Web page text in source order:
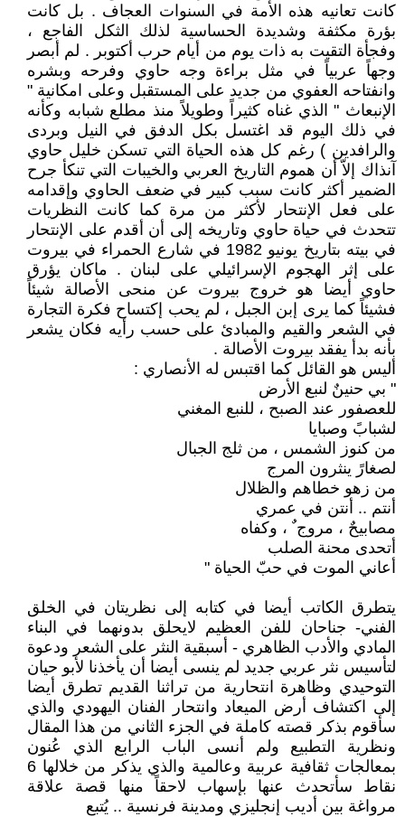
كانت تعانيه هذه الأمة في السنوات العجاف . بل كانت
بؤرة مكثفة وشديدة الحساسية لذلك الثكل الفاجع ،
وفجأة التقيت به ذات يوم من أيام حرب أكتوبر . لم أبصر
وجهاً عربياً في مثل براءة وجه حاوي وفرحه وبشره
وانفتاحه العفوي من جديد على المستقبل وعلى امكانية "
الإنبعاث " الذي غناه كثيراً وطويلاً منذ مطلع شبابه وكأنه
في ذلك اليوم قد اغتسل بكل الدفق في النيل وبردى
والرافدين ) رغم كل هذه الحياة التي تسكن خليل حاوي
آنذاك إلاّ أن هموم التاريخ العربي والخيبات التي تنكأ جرح
الضمير أكثر كانت سبب كبير في ضعف الحاوي وإقدامه
على فعل الإنتحار لأكثر من مرة كما كانت النظريات
تتحدث في حياة حاوي وتاريخه إلى أن أقدم على الإنتحار
في بيته بتاريخ يونيو 1982 في شارع الحمراء في بيروت
على إثر الهجوم الإسرائيلي على لبنان . ماكان يؤرق
حاوي أيضا هو خروج بيروت عن منحى الأصالة شيئاً
فشيئاً كما يرى إبن الجبل ، لم يحب إكتساح فكرة التجارة
في الشعر والقيم والمبادئ على حسب رأيه فكان يشعر
بأنه بدأ يفقد بيروت الأصالة .
أليس هو القائل كما اقتبس له الأنصاري :
" بي حنينٌ لنبع الأرض
للعصفور عند الصبح ، للنبع المغني
لشبابً وصبايا
من كنوز الشمس ، من ثلج الجبال
لصغارً ينثرون المرج
من زهو خطاهم والظلال
أنتم .. أنتن في عمري
مصابيحٌ ، مروج ٌ ، وكفاه
أتحدى محنة الصلب
أعاني الموت في حبّ الحياة "
يتطرق الكاتب أيضا في كتابه إلى نظريتان في الخلق
الفني- جناحان للفن العظيم لايحلق بدونهما في البناء
المادي والأدب الظاهري - أسبقية النثر على الشعر ودعوة
لتأسيس نثر عربي جديد لم ينسى أيضا أن يأخذنا لأبو حيان
التوحيدي وظاهرة انتحارية من تراثنا القديم تطرق أيضا
إلى اكتشاف أرض الميعاد وانتحار الفنان اليهودي والذي
سأقوم بذكر قصته كاملة في الجزء الثاني من هذا المقال
ونظرية التطبيع ولم أنسى الباب الرابع الذي عُنون
بمعالجات ثقافية عربية وعالمية والذي يذكر من خلالها 6
نقاط سأتحدث عنها بإسهاب لاحقاً منها قصة علاقة
مرواغة بين أديب إنجليزي ومدينة فرنسية .. يُتبع